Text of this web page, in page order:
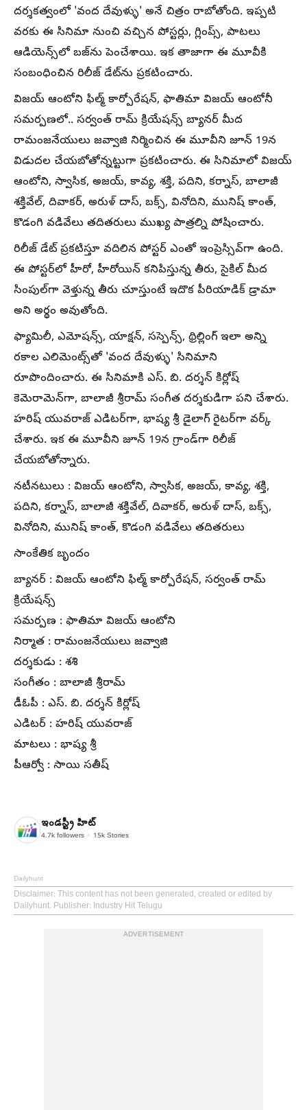
దర్శకత్వంలో 'వంద దేవుళ్ళు' అనే చిత్రం రాబోతోంది. ఇప్పటి
వరకు ఈ సినిమా నుంచి వచ్చిన పోస్టర్లు, గ్లింప్స్, పాటలు
ఆడియెన్స్‌లో బజ్‌ను పెంచేశాయి. ఇక తాజాగా ఈ మూవీకి
సంబంధించిన రిలీజ్ డేట్‌ను ప్రకటించారు.
విజయ్ ఆంటోని ఫిల్మ్ కార్పోరేషన్, ఫాతిమా విజయ్ ఆంటోనీ
సమర్పణలో.. సర్వంత్ రామ్ క్రియేషన్స్ బ్యానర్ మీద
రామంజనేయులు జవ్వాజి నిర్మించిన ఈ మూవీని జూన్ 19న
విడుదల చేయబోతోన్నట్టుగా ప్రకటించారు. ఈ సినిమాలో విజయ్
ఆంటోని, స్వాసిక, అజయ్, కావ్య, శక్తి, పదిని, కర్నాస్, బాలాజీ
శక్తివేల్, దివాకర్, అరుళ్ దాస్, బక్స్, వినోదిని, మునిష్ కాంత్,
కొడంగి వడివేలు తదితరులు ముఖ్య పాత్రల్ని పోషించారు.
రిలీజ్ డేట్ ప్రకటిస్తూ వదిలిన పోస్టర్ ఎంతో ఇంప్రెస్సివ్‌గా ఉంది.
ఈ పోస్టర్‌లో హీరో, హీరోయిన్ కనిపిస్తున్న తీరు, సైకిల్‌ మీద
సింపుల్‌గా వెళ్తున్న తీరు చూస్తుంటే ఇదొక పీరియాడిక్ డ్రామా
అని అర్థం అవుతోంది.
ఫ్యామిలీ, ఎమోషన్స్, యాక్షన్, సస్పెన్స్, థ్రిల్లింగ్ ఇలా అన్ని
రకాల ఎలిమెంట్స్‌తో 'వంద దేవుళ్ళు' సినిమాని
రూపొందించారు. ఈ సినిమాకి ఎస్. బి. దర్శన్ కిర్లోష్
కెమెరామెన్‌గా, బాలాజీ శ్రీరామ్ సంగీత దర్శకుడిగా పని చేశారు.
హరిష్ యువరాజ్ ఎడిటర్‌గా, భాష్య శ్రీ డైలాగ్ రైటర్‌గా వర్క్
చేశారు. ఇక ఈ మూవీని జూన్ 19న గ్రాండ్‌గా రిలీజ్
చేయబోతోన్నారు.
నటీనటులు : విజయ్ ఆంటోని, స్వాసిక, అజయ్, కావ్య, శక్తి,
పదిని, కర్నాస్, బాలాజీ శక్తివేల్, దివాకర్, అరుళ్ దాస్, బక్స్,
వినోదిని, మునిష్ కాంత్, కొడంగి వడివేలు తదితరులు
సాంకేతిక బృందం
బ్యానర్ : విజయ్ ఆంటోని ఫిల్మ్ కార్పోరేషన్, సర్వంత్ రామ్
క్రియేషన్స్
సమర్పణ : ఫాతిమా విజయ్ ఆంటోని
నిర్మాత : రామంజనేయులు జవ్వాజి
దర్శకుడు : శశి
సంగీతం : బాలాజీ శ్రీరామ్
డీఓపీ : ఎస్. బి. దర్శన్ కిర్లోష్
ఎడిటర్ : హరిష్ యువరాజ్
మాటలు : భాష్య శ్రీ
పీఆర్వో : సాయి సతీష్
ఇండస్ట్రీ హిట్
4.7k followers 15k Stories
Dailyhunt
Disclaimer: This content has not been generated, created or edited by
Dailyhunt. Publisher: Industry Hit Telugu
ADVERTISEMENT